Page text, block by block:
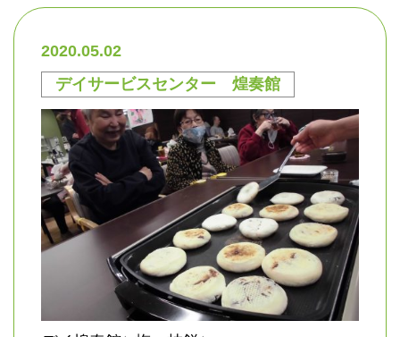
2020.05.02
デイサービスセンター 煌奏館